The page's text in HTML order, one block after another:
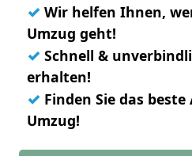
✓ Wir helfen Ihnen,
Umzug geht!
✓ Schnell &
erhalten!
✓ Finden Sie das
Umzug!